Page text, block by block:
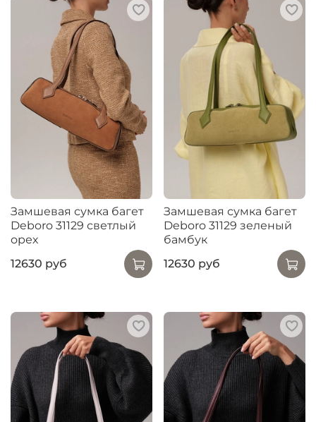
Замшевая сумка багет
Deboro 31129 светлый
орех
12630 руб
Замшевая сумка багет
Deboro 31129 зеленый
бамбук
12630 руб